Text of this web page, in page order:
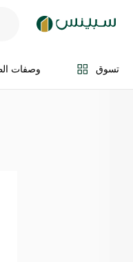
تسوق وصفات
اضف الى السلة